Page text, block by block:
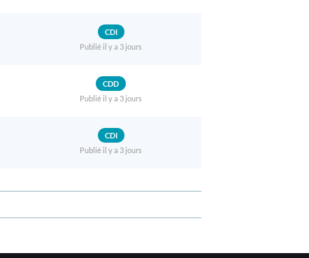
CDI
Publié il y a 3 jours
CDD
Publié il y a 3 jours
CDI
Publié il y a 3 jours